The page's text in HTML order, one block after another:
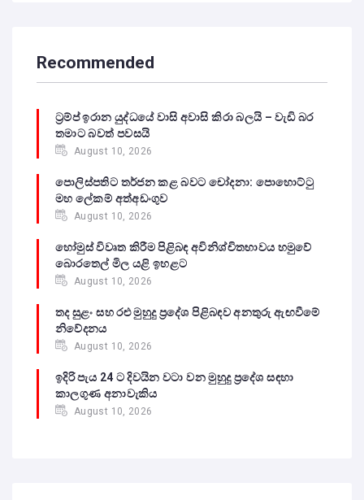
Recommended
ට්‍රම්ප් ඉරාන යුද්ධයේ වාසි අවාසි කිරා බලයි – වැඩි බර
තමාට බවත් පවසයි
August 10, 2026
පොලිස්පතිට තර්ජන කළ බවට චෝදනා: පොහොට්ටු
මහ ලේකම් අත්අඩංගුව
August 10, 2026
හෝමුස් විවෘත කිරීම පිළිබඳ අවිනිශ්චිතභාවය හමුවේ
බොරතෙල් මිල යළි ඉහළට
August 10, 2026
තද සුළං සහ රළු මුහුදු ප්‍රදේශ පිළිබඳව අනතුරු ඇඟවීමේ
නිවේදනය
August 10, 2026
ඉදිරි පැය 24 ට දිවයින වටා වන මුහුදු ප්‍රදේශ සඳහා
කාලගුණ අනාවැකිය
August 10, 2026